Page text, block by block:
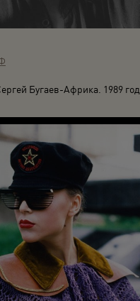
Бугаев-Африка. 1989 год.